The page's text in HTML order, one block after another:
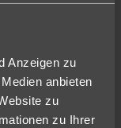
Anzeigen zu
anbieten
zu
zu Ihrer
mit vielen
und
sind die
Seen